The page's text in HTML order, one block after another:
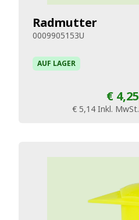
Radmutter
0009905153U
AUF LAGER
€ 4,25
€ 5,14 Inkl. MwSt.